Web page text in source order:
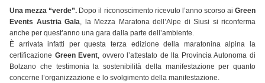
Una mezza “verde”. Dopo il riconoscimento ricevuto l’anno scorso aiGreen
Events Austria Gala, la Mezza Maratona dell’Alpe di Siusi si riconferma
anche per quest’anno una gara dalla parte dell’ambiente.
È arrivata infatti per questa terza edizione della maratonina alpina la
certificazione Green Event, ovvero l’attestato de lla Provincia Autonoma di
Bolzano che testimonia la sostenibilità della manifestazione per quanto
concerne l’organizzazione e lo svolgimento della manifestazione.